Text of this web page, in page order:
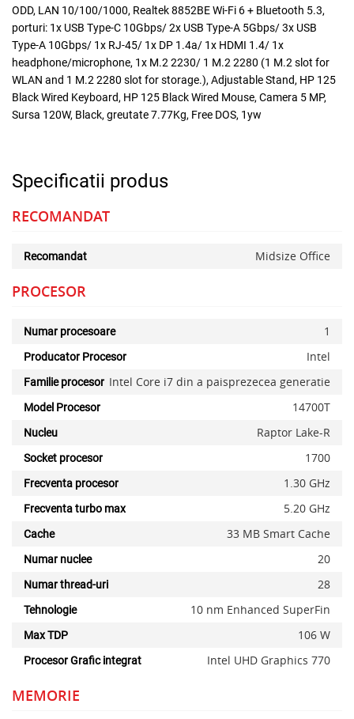
ODD, LAN 10/100/1000, Realtek 8852BE Wi-Fi 6 + Bluetooth 5.3,
porturi: 1x USB Type-C 10Gbps/ 2x USB Type-A 5Gbps/ 3x USB
Type-A 10Gbps/ 1x RJ-45/ 1x DP 1.4a/ 1x HDMI 1.4/ 1x
headphone/microphone, 1x M.2 2230/ 1 M.2 2280 (1 M.2 slot for
WLAN and 1 M.2 2280 slot for storage.), Adjustable Stand, HP 125
Black Wired Keyboard, HP 125 Black Wired Mouse, Camera 5 MP,
Sursa 120W, Black, greutate 7.77Kg, Free DOS, 1yw
Specificatii produs
RECOMANDAT
Recomandat Midsize Office
PROCESOR
Numar procesoare 1
Producator Procesor Intel
Familie procesor Intel Core i7 din a paisprezecea generatie
Model Procesor 14700T
Nucleu Raptor Lake-R
Socket procesor 1700
Frecventa procesor 1.30 GHz
Frecventa turbo max 5.20 GHz
Cache 33 MB Smart Cache
Numar nuclee 20
Numar thread-uri 28
Tehnologie 10 nm Enhanced SuperFin
Max TDP 106 W
Procesor Grafic integrat Intel UHD Graphics 770
MEMORIE